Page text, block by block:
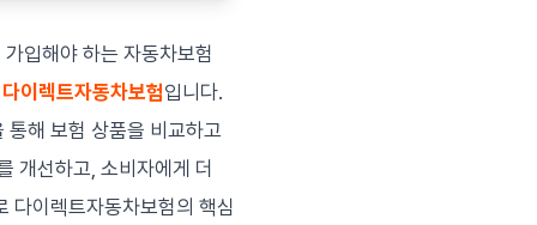
입해야 하는 자동차보험
다이렉트자동차보험입니다.
해 보험 상품을 비교하고
개선하고, 소비자에게 더
다이렉트자동차보험의 핵심